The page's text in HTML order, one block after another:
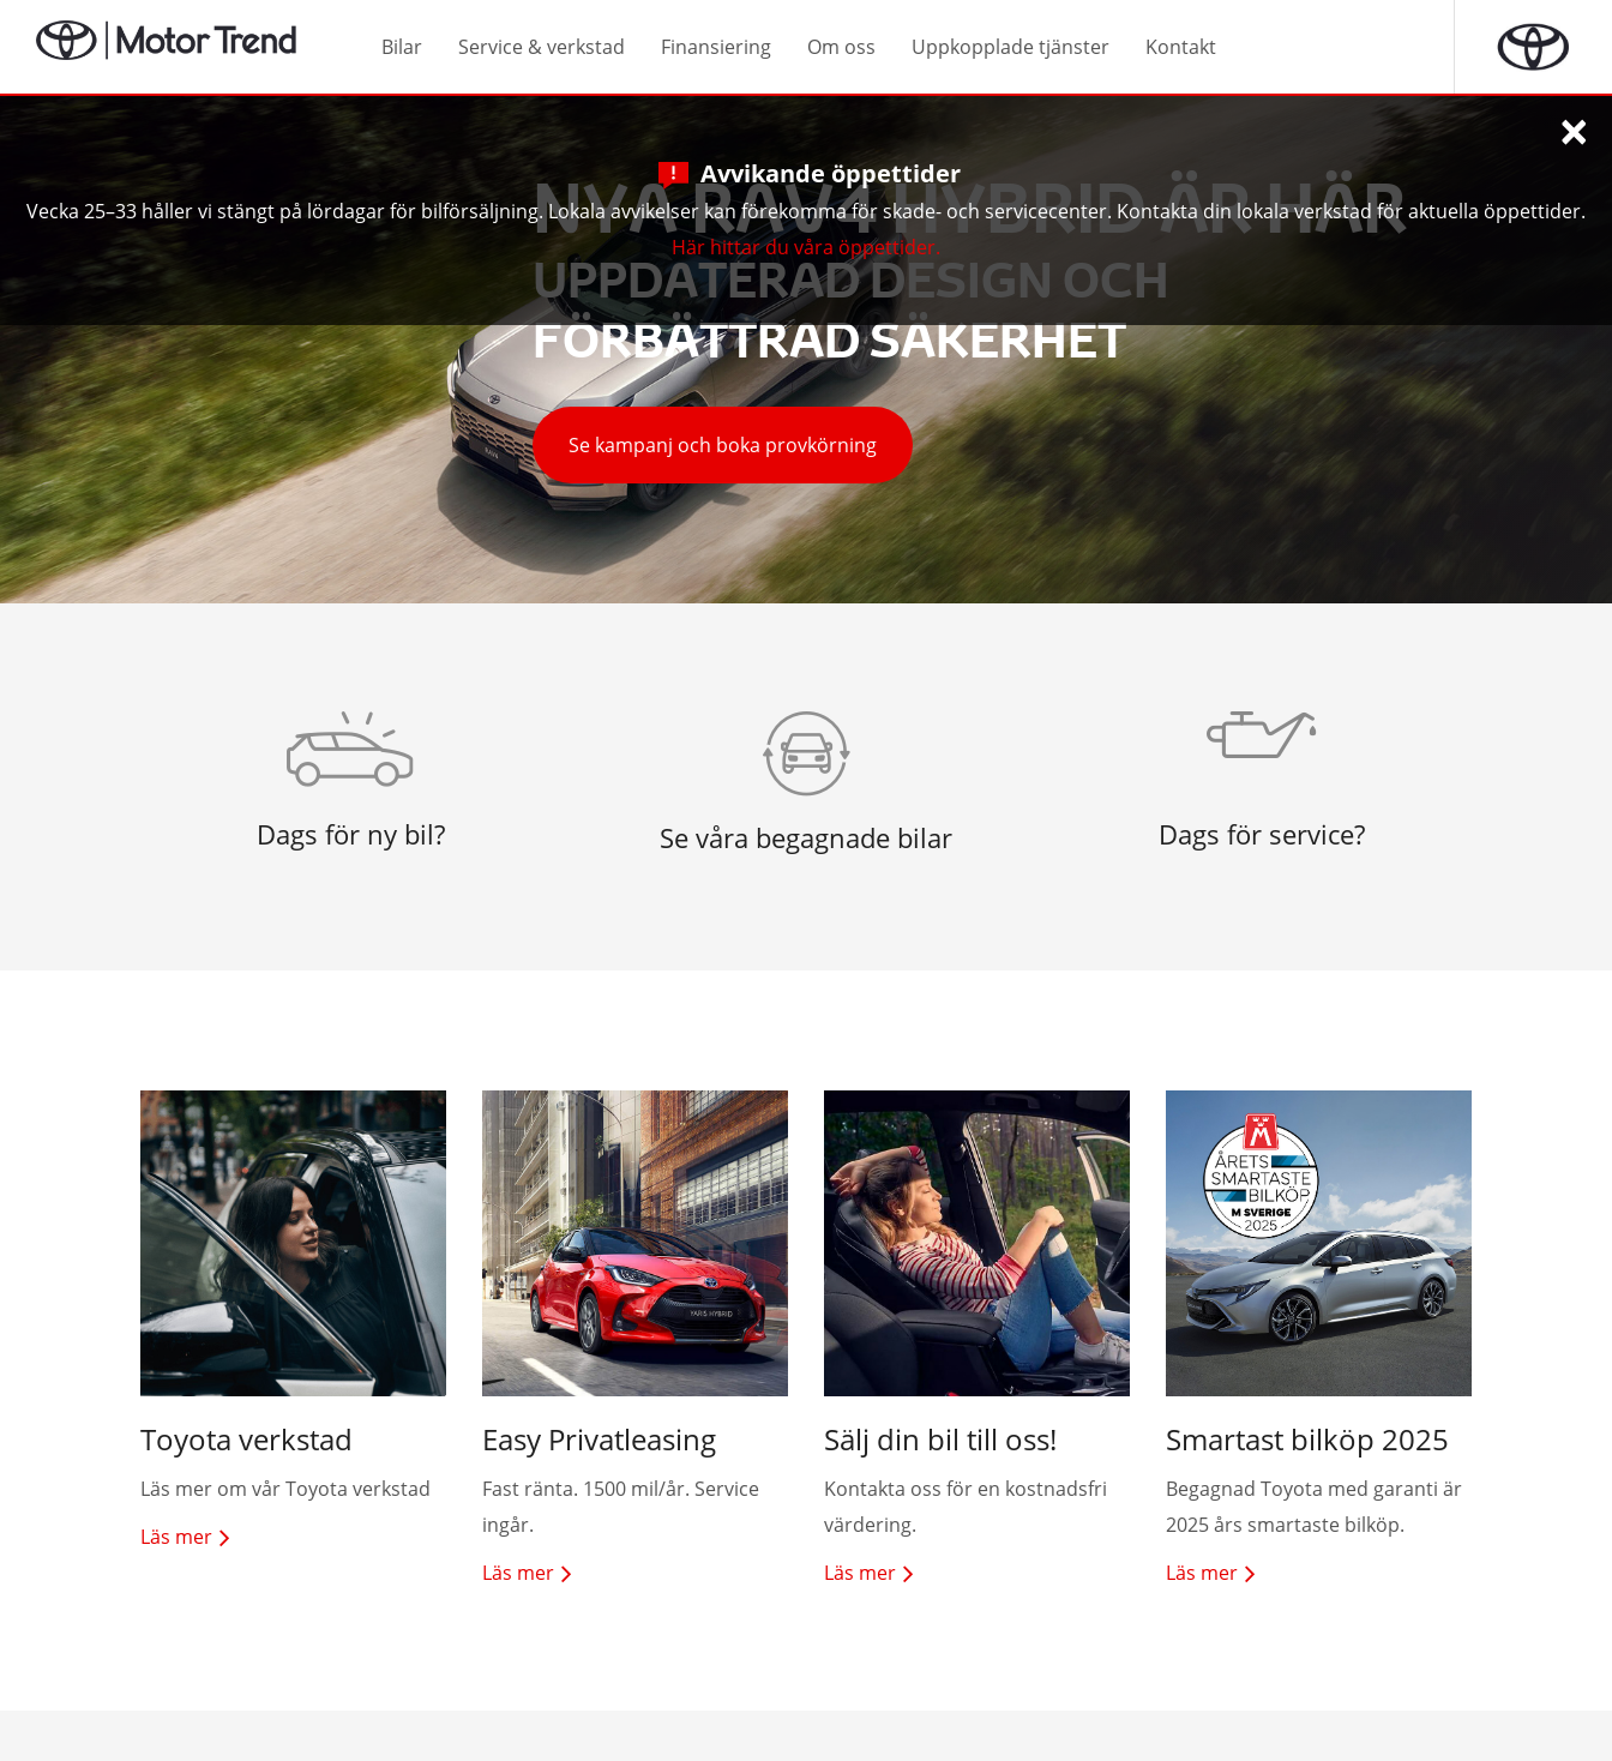
Bilar Service & verkstad Finansiering Om oss Uppkopplade tjänster Kontakt
Avvikande öppettider
Vecka 25–33 håller vi stängt på lördagar för bilförsäljning. Lokala avvikelser kan förekomma för skade- och servicecenter. Kontakta din lokala verkstad för aktuella öppettider.
Här hittar du våra öppettider.
×
NYA RAV4 HYBRID ÄR HÄR
UPPDATERAD DESIGN OCH
FÖRBÄTTRAD SÄKERHET
Se kampanj och boka provkörning
Dags för ny bil? Se våra begagnade bilar Dags för service?
Toyota verkstad
Läs mer om vår Toyota verkstad
Läs mer
Easy Privatleasing
Fast ränta. 1500 mil/år. Service
ingår.
Läs mer
Sälj din bil till oss!
Kontakta oss för en kostnadsfri
värdering.
Läs mer
Smartast bilköp 2025
Begagnad Toyota med garanti är
2025 års smartaste bilköp.
Läs mer